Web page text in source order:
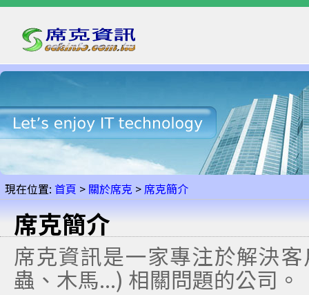
現在位置: 首頁 > 關於席克 > 席克簡介
席克簡介
席克資訊是一家專注於解決
蟲、木馬...) 相關問題的公司。